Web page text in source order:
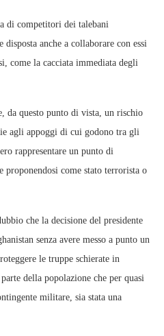
di competitori dei talebani
anche a collaborare con essi
come la cacciata immediata degli
da questo punto di vista, un rischio
agli appoggi di cui godono tra gli
rappresentare un punto di
come stato terrorista o
che la decisione del presidente
senza avere messo a punto un
le truppe schierate in
della popolazione che per quasi
militare, sia stata una